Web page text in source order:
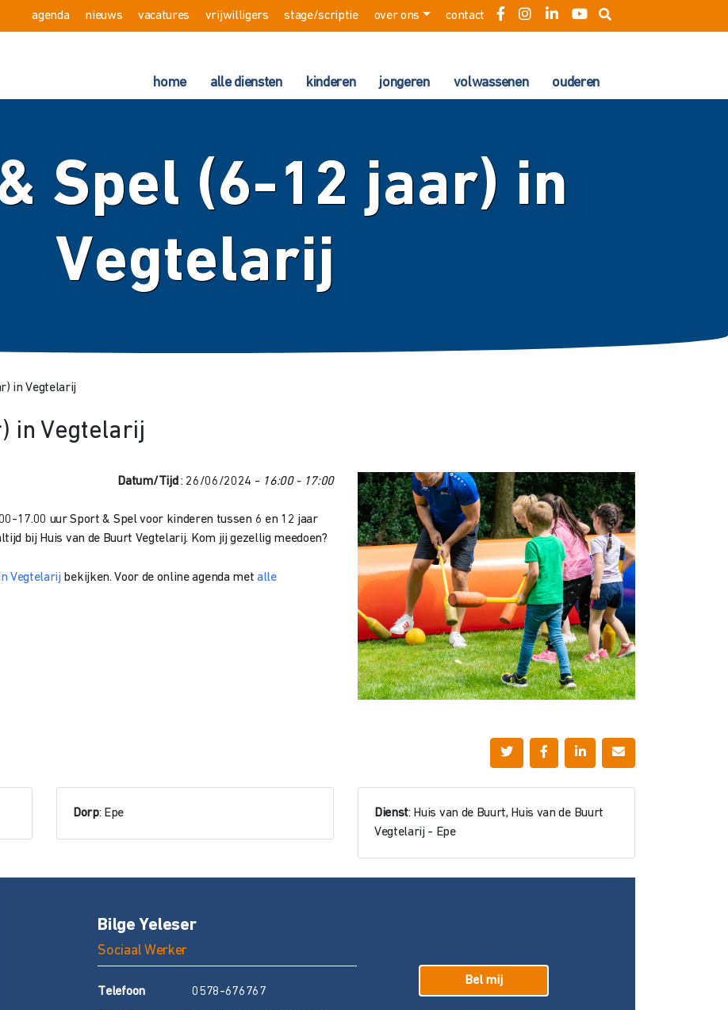
agenda nieuws vacatures vrijwilligers stage/scriptie over ons contact
home alle diensten kinderen jongeren volwassenen ouderen
Spel (6-12 jaar) in
Vegtelarij
in Vegtelarij
in Vegtelarij
Datum/Tijd : 26/06/2024 - 16:00 - 17:00
17.00 uur Sport & Spel voor kinderen tussen 6 en 12 jaar
bij Huis van de Buurt Vegtelarij. Kom jij gezellig meedoen?
Vegtelarij bekijken. Voor de online agenda met alle
Dorp: Epe Dienst: Huis van de Buurt, Huis van de Buurt
Vegtelarij - Epe
Bilge Yeleser
Sociaal Werker
Telefoon
0578-676767
Bel mij